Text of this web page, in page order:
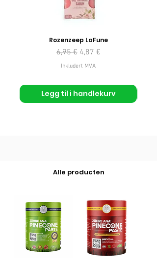
Rozenzeep LaFune
Vanlig pris
6,95 € Salgspris
4,87 €
Inkludert MVA
Legg til i handlekurv
Alle producten